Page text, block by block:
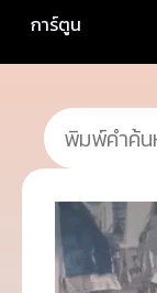
การ์ตูน